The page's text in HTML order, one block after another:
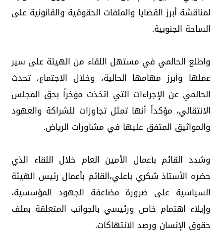
لمناقشة أبرز القضايا والملفات الحقوقية والقانونية على
الساحة الجنوبية.
واطلع الحالمي في مستهل اللقاء من الهيئة على سير
عملها وأبرز مهامها الحالية، وخلال الاجتماع، تحدث
الحالمي عن الإجراءات التي اتخذت مؤخراً بحق المجلس
الانتقالي، مؤكداً أنها تمثل تجاوزات للشراكة والعهود
والمواثيق المتفق عليها في مشاورات الرياض.
وشدد القائم بأعمال الأمين العام خلال اللقاء الذي
حضره الأستاذ شكري باعلي،القائم بأعمال رئيس الهيئة
السياسية على ضرورة مضاعفة الجهود المؤسسية،
وإيلاء اهتمام خاص ورئيسي بالجوانب المتعلقة بملف
حقوق الإنسان ورصد الانتهاكات.